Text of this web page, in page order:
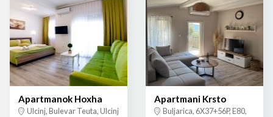
Apartmanok Hoxha
Ulcinj, Bulevar Teuta, Ulcinj
Apartmani Krsto
Buljarica, 6X37+56P, E80,